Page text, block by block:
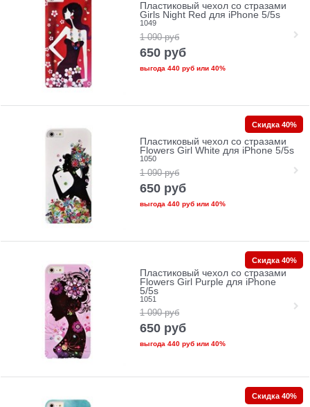
Пластиковый чехол со стразами
Girls Night Red для iPhone 5/5s
1049
1 090 руб
650 руб
выгода 440 рубили 40%
Пластиковый чехол со стразами
Flowers Girl White для iPhone 5/5s
1050
1 090 руб
650 руб
выгода 440 рубили 40%
Скидка 40%
Пластиковый чехол со стразами
Flowers Girl Purple для iPhone
5/5s
1051
1 090 руб
650 руб
выгода 440 рубили 40%
Скидка 40%
Скидка 40%